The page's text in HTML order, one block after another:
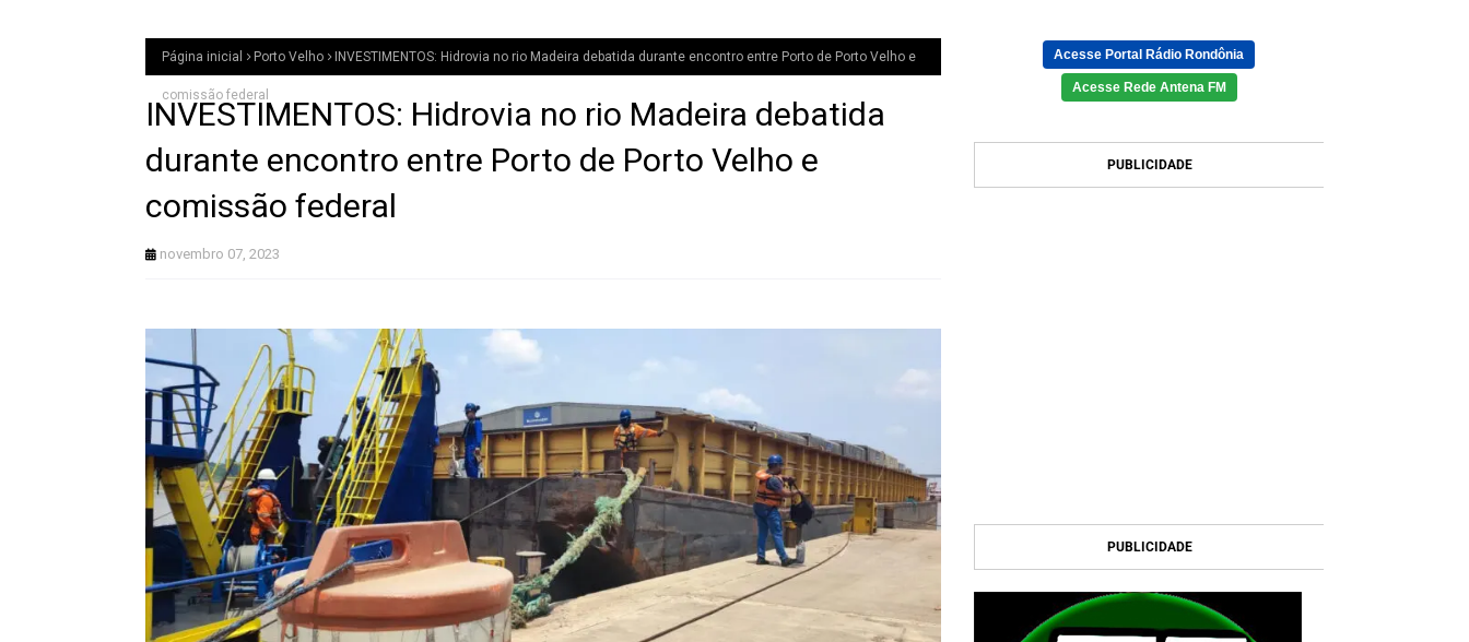
Página inicial Porto Velho INVESTIMENTOS: Hidrovia no rio Madeira debatida durante encontro entre Porto de Porto Velho e
comissão federal
INVESTIMENTOS: Hidrovia no rio Madeira debatida
durante encontro entre Porto de Porto Velho e
comissão federal
novembro 07, 2023
Acesse Portal Rádio Rondônia
Acesse Rede Antena FM
PUBLICIDADE
PUBLICIDADE